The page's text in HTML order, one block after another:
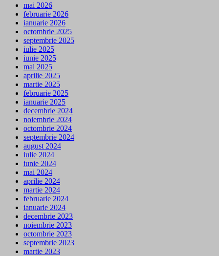
mai 2026
februarie 2026
ianuarie 2026
octombrie 2025
septembrie 2025
iulie 2025
iunie 2025
mai 2025
aprilie 2025
martie 2025
februarie 2025
ianuarie 2025
decembrie 2024
noiembrie 2024
octombrie 2024
septembrie 2024
august 2024
iulie 2024
iunie 2024
mai 2024
aprilie 2024
martie 2024
februarie 2024
ianuarie 2024
decembrie 2023
noiembrie 2023
octombrie 2023
septembrie 2023
martie 2023